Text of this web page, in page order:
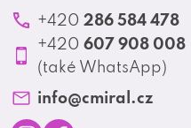
Ochrana osobních údajů
Produktové katalogy
Profesionální spolupráce
Matrix Club
+420 286 584 478
+420 607 908 008
(také WhatsApp)
info@cmiral.cz